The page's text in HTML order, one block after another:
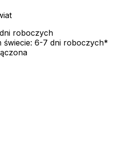
roboczych
świecie: 6-7 dni roboczych*